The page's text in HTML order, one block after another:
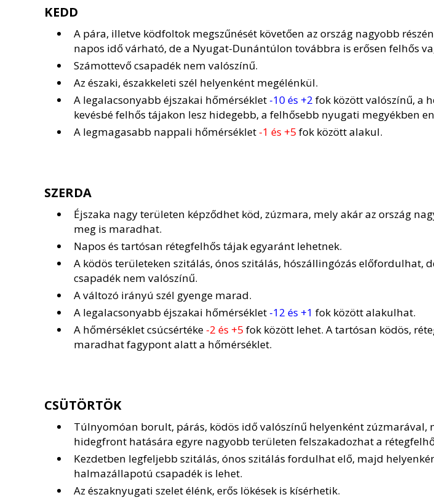
KEDD
A pára, illetve ködfoltok megszűnését követően az ország nagyobb
napos idő várható, de a Nyugat-Dunántúlon továbbra is erősen felhős
Számottevő csapadék nem valószínű.
Az északi, északkeleti szél helyenként megélénkül.
A legalacsonyabb éjszakai hőmérséklet -10 és +2 fok között valószínű, a
kevésbé felhős tájakon lesz hidegebb, a felhősebb nyugati megyékben
A legmagasabb nappali hőmérséklet -1 és +5 fok között alakul.
SZERDA
Éjszaka nagy területen képződhet köd, zúzmara, mely akár az ország
meg is maradhat.
Napos és tartósan rétegfelhős tájak egyaránt lehetnek.
A ködös területeken szitálás, ónos szitálás, hószállingózás előfordulhat,
csapadék nem valószínű.
A változó irányú szél gyenge marad.
A legalacsonyabb éjszakai hőmérséklet -12 és +1 fok között alakulhat.
A hőmérséklet csúcsértéke -2 és +5 fok között lehet. A tartósan ködös,
maradhat fagypont alatt a hőmérséklet.
CSÜTÖRTÖK
Túlnyomóan borult, párás, ködös idő valószínű helyenként zúzmarával,
hidegfront hatására egyre nagyobb területen felszakadozhat a
Kezdetben legfeljebb szitálás, ónos szitálás fordulhat elő, majd
halmazállapotú csapadék is lehet.
Az északnyugati szelet élénk, erős lökések is kísérhetik.